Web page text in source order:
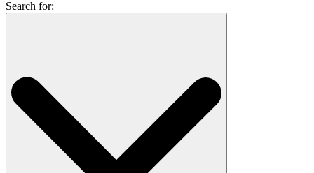
Search for: